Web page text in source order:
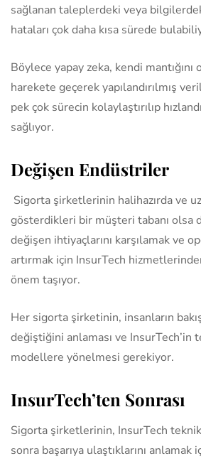
sağlanan taleplerdeki veya
hataları çok daha kısa sürede
Böylece yapay zeka, kendi mantığını
harekete geçerek yapılandırılmış
pek çok sürecin kolaylaştırılıp
sağlıyor.
Değişen Endüstriler
Sigorta şirketlerinin halihazırda ve
gösterdikleri bir müşteri tabanı olsa
değişen ihtiyaçlarını karşılamak ve
artırmak için InsurTech
önem taşıyor.
Her sigorta şirketinin, insanların
değiştiğini anlaması ve InsurTech’in
modellere yönelmesi gerekiyor.
InsurTech’ten Sonrası
Sigorta şirketlerinin, InsurTech
sonra başarıya ulaştıklarını anlamak